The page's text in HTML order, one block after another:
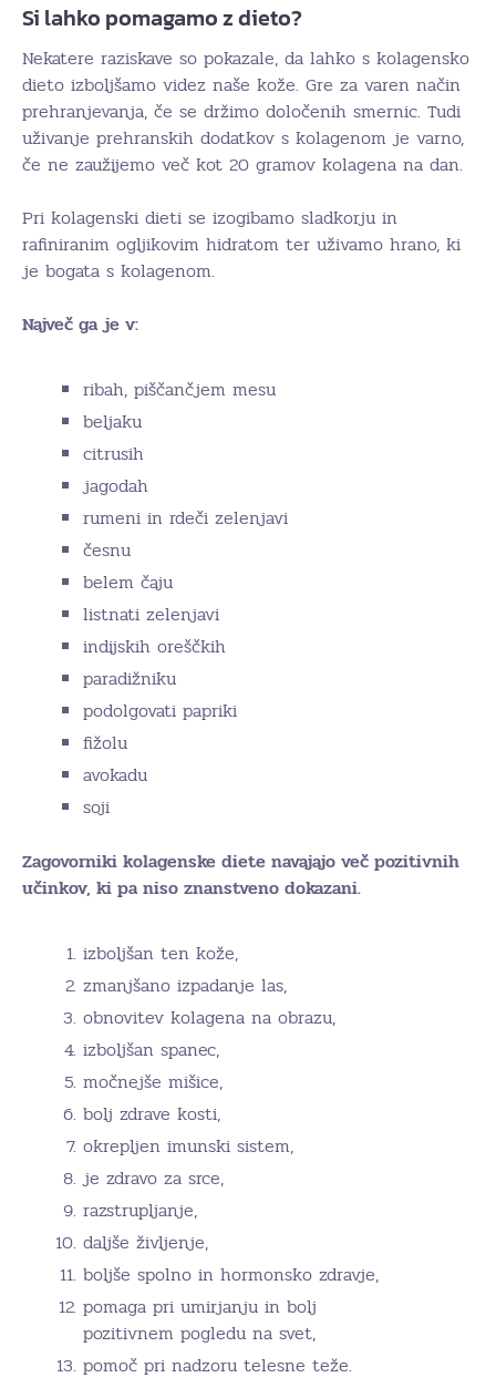
Si lahko pomagamo z dieto?
Nekatere raziskave so pokazale, da lahko s kolagensko
dieto izboljšamo videz naše kože. Gre za varen način
prehranjevanja, če se držimo določenih smernic. Tudi
uživanje prehranskih dodatkov s kolagenom je varno,
če ne zaužijemo več kot 20 gramov kolagena na dan.
Pri kolagenski dieti se izogibamo sladkorju in
rafiniranim ogljikovim hidratom ter uživamo hrano, ki
je bogata s kolagenom.
Največ ga je v:
ribah, piščančjem mesu
beljaku
citrusih
jagodah
rumeni in rdeči zelenjavi
česnu
belem čaju
listnati zelenjavi
indijskih oreščkih
paradižniku
podolgovati papriki
fižolu
avokadu
soji
Zagovorniki kolagenske diete navajajo več pozitivnih
učinkov, ki pa niso znanstveno dokazani.
izboljšan ten kože,
zmanjšano izpadanje las,
obnovitev kolagena na obrazu,
izboljšan spanec,
močnejše mišice,
bolj zdrave kosti,
okrepljen imunski sistem,
je zdravo za srce,
razstrupljanje,
daljše življenje,
boljše spolno in hormonsko zdravje,
pomaga pri umirjanju in bolj
pozitivnem pogledu na svet,
pomoč pri nadzoru telesne teže.